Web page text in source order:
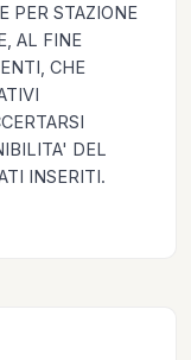
PER STAZIONE
AL FINE
CHE
DEL
INSERITI.